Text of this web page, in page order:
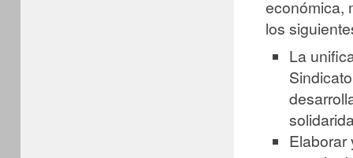
económica,
los
La
Elaborar